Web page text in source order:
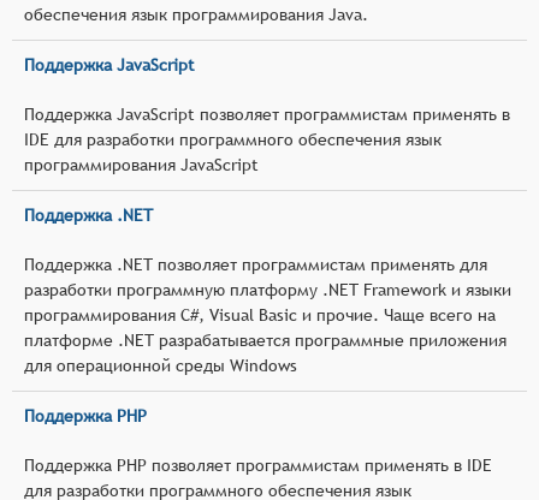
обеспечения язык программирования Java.
Поддержка JavaScript
Поддержка JavaScript позволяет программистам применять в
IDE для разработки программного обеспечения язык
программирования JavaScript
Поддержка .NET
Поддержка .NET позволяет программистам применять для
разработки программную платформу .NET Framework и языки
программирования C#, Visual Basic и прочие. Чаще всего на
платформе .NET разрабатывается программные приложения
для операционной среды Windows
Поддержка PHP
Поддержка PHP позволяет программистам применять в IDE
для разработки программного обеспечения язык